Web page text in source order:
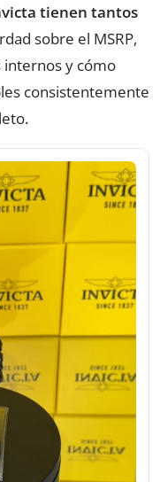
tienen tantos
sobre el MSRP,
internos y cómo
consistentemente